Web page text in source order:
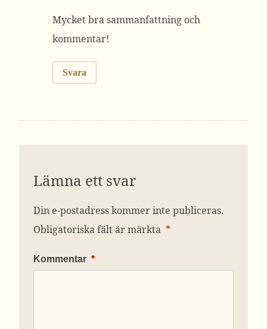
Mycket bra sammanfattning och
kommentar!
Svara
Lämna ett svar
Din e-postadress kommer inte publiceras.
Obligatoriska fält är märkta *
Kommentar *